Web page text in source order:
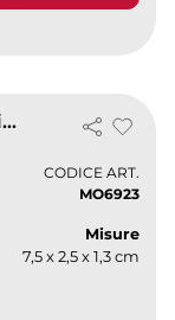
OVIKEY Apribottiglie portachiavi alluminio riciclato lucido 7,5cm
CODICE ART.
MO6923
Misure
7,5 x 2,5 x 1,3 cm